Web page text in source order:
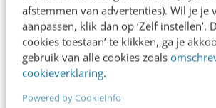
afstemmen van advertenties). Wil je je
aanpassen, klik dan op ‘Zelf instellen’.
cookies toestaan’ te klikken, ga je
gebruik van alle cookies zoals
cookieverklaring.
Powered by CookieInfo
strategie in de boardroom. De
leidend, niet de klant. De
langzaam…